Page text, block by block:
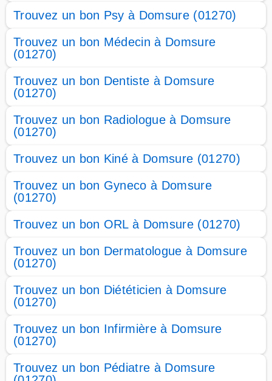
Trouvez un bon Psy à Domsure (01270)
Trouvez un bon Médecin à Domsure
(01270)
Trouvez un bon Dentiste à Domsure
(01270)
Trouvez un bon Radiologue à Domsure
(01270)
Trouvez un bon Kiné à Domsure (01270)
Trouvez un bon Gyneco à Domsure
(01270)
Trouvez un bon ORL à Domsure (01270)
Trouvez un bon Dermatologue à Domsure
(01270)
Trouvez un bon Diététicien à Domsure
(01270)
Trouvez un bon Infirmière à Domsure
(01270)
Trouvez un bon Pédiatre à Domsure